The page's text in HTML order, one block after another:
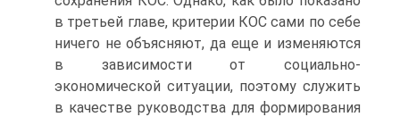
в третьей главе, критерии КОС сами по себе
ничего не объясняют, да еще и изменяются
в зависимости от социально-
экономической ситуации, поэтому служить
в качестве руководства для формирования